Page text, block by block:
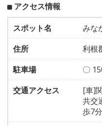
アクセス情報
スポット名
みな
住所
利根
駐車場
〇
交通アクセス
[車]
共交
歩7分